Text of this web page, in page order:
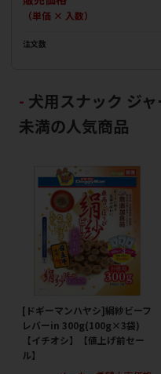
（単価 × 入数）
注文数
犬用スナック ジ
未満の人気商品
[ドギーマンハヤシ]絹紗ビーフ
レバーin 300g(100g×3袋)
【イチオシ】【値上げ前セー
ル】